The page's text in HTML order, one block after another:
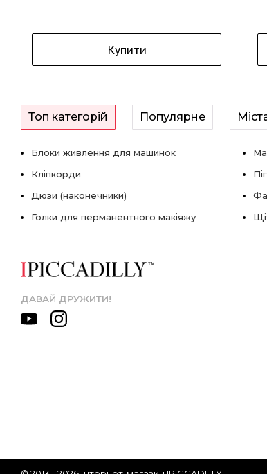
Купити
Топ категорій Популярне
Блоки живлення для машинок
Кліпкорди
Дюзи (наконечники)
Голки для перманентного макіяжу
ДАВАЙ ДРУЖИТИ!